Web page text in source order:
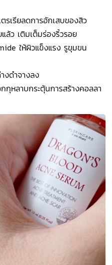
เรียลดการอักเสบของสิว
ล้ว เติมเต็มร่องริ้วรอย
ให้ผิวแข็งแรง รูขุมขน
งดําจางลง
หลาบกระตุ้นการสร้างคอลลา